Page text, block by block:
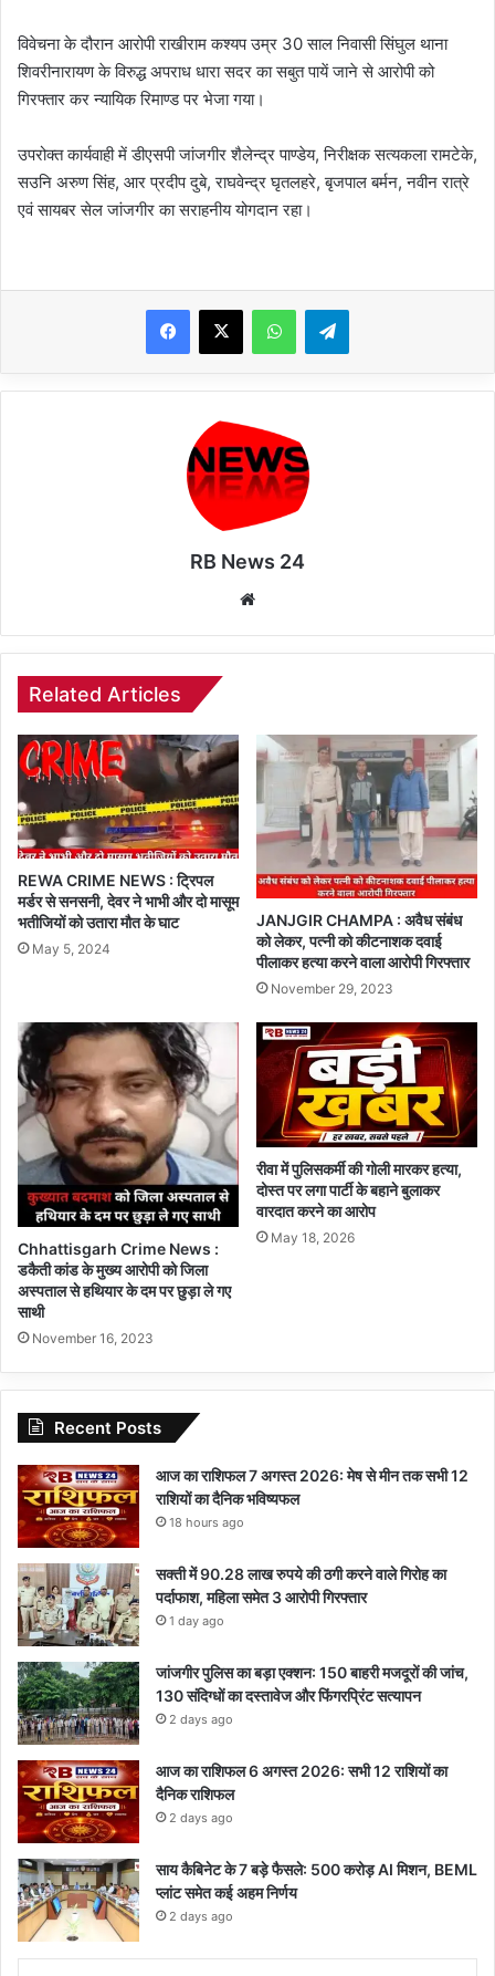
विवेचना के दौरान आरोपी राखीराम कश्यप उम्र 30 साल निवासी सिंघुल थाना
शिवरीनारायण के विरुद्ध अपराध धारा सदर का सबुत पायें जाने से आरोपी को
गिरफ्तार कर न्यायिक रिमाण्ड पर भेजा गया।
उपरोक्त कार्यवाही में डीएसपी जांजगीर शैलेन्द्र पाण्डेय, निरीक्षक सत्यकला रामटेके,
सउनि अरुण सिंह, आर प्रदीप दुबे, राघवेन्द्र घृतलहरे, बृजपाल बर्मन, नवीन रात्रे
एवं सायबर सेल जांजगीर का सराहनीय योगदान रहा।
WhatsAppTelegram
RB News 24
Related Articles
REWA CRIME NEWS : ट्रिपल
मर्डर से सनसनी, देवर ने भाभी और दो मासूम
भतीजियों को उतारा मौत के घाट
May 5, 2024
JANJGIR CHAMPA : अवैध संबंध
को लेकर, पत्नी को कीटनाशक दवाई
पीलाकर हत्या करने वाला आरोपी गिरफ्तार
November 29, 2023
Chhattisgarh Crime News :
डकैती कांड के मुख्य आरोपी को जिला
अस्पताल से हथियार के दम पर छुड़ा ले गए
साथी
November 16, 2023
रीवा में पुलिसकर्मी की गोली मारकर हत्या,
दोस्त पर लगा पार्टी के बहाने बुलाकर
वारदात करने का आरोप
May 18, 2026
Recent Posts
आज का राशिफल 7 अगस्त 2026: मेष से मीन तक सभी 12
राशियों का दैनिक भविष्यफल
18 hours ago
सक्ती में 90.28 लाख रुपये की ठगी करने वाले गिरोह का
पर्दाफाश, महिला समेत 3 आरोपी गिरफ्तार
1 day ago
जांजगीर पुलिस का बड़ा एक्शन: 150 बाहरी मजदूरों की जांच,
130 संदिग्धों का दस्तावेज और फिंगरप्रिंट सत्यापन
2 days ago
आज का राशिफल 6 अगस्त 2026: सभी 12 राशियों का
दैनिक राशिफल
2 days ago
साय कैबिनेट के 7 बड़े फैसले: 500 करोड़ AI मिशन, BEML
प्लांट समेत कई अहम निर्णय
2 days ago